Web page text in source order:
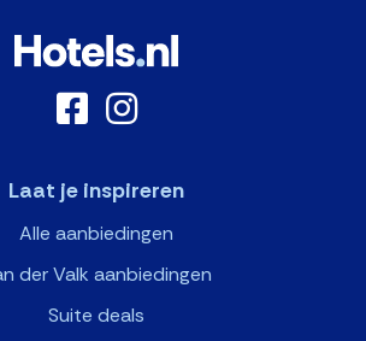
Laat je inspireren
Alle aanbiedingen
der Valk aanbiedingen
Suite deals